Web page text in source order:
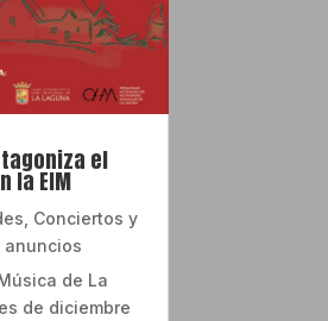
el
la EIM
Conciertos y
anuncios
de La
de diciembre